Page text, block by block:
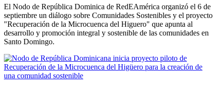
El Nodo de República Dominica de RedEAmérica organizó el 6 de
septiembre un diálogo sobre Comunidades Sostenibles y el proyecto
"Recuperación de la Microcuenca del Higuero" que apunta al
desarrollo y promoción integral y sostenible de las comunidades en
Santo Domingo.